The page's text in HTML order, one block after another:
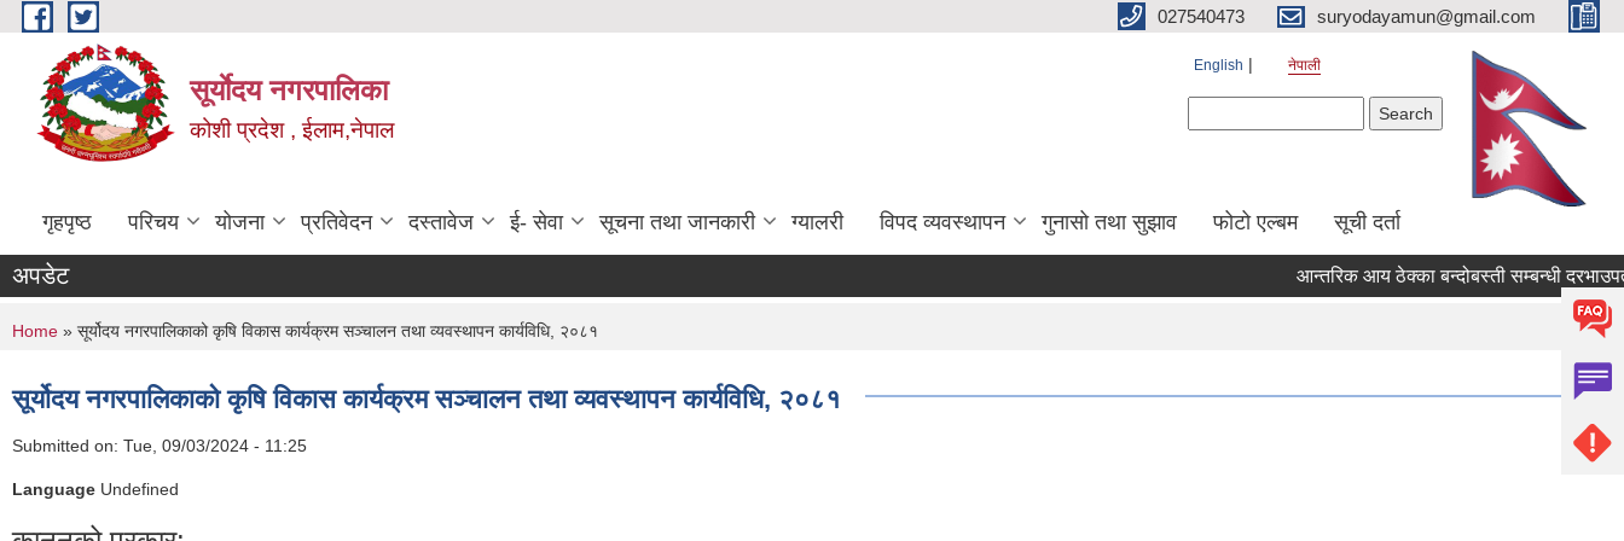
Skip to main content 027540473 suryodayamun@gmail.com
सूर्याेदय नगरपालिका
कोशी प्रदेश , ईलाम,नेपाल
English नेपाली
गृहपृष्ठ परिचय योजना प्रतिवेदन दस्तावेज ई- सेवा सूचना तथा जानकारी ग्यालरी विपद व्यवस्थापन गुनासो तथा सुझाव फोटो एल्बम सूची दर्ता
अपडेट आन्तरिक आय ठेक्का बन्दोबस्ती सम्बन्धी दरभाउपत्र
You are here
Home » सूर्योदय नगरपालिकाको कृषि विकास कार्यक्रम सञ्चालन तथा व्यवस्थापन कार्यविधि, २०८१
सूर्योदय नगरपालिकाको कृषि विकास कार्यक्रम सञ्चालन तथा व्यवस्थापन कार्यविधि, २०८१
Submitted on: Tue, 09/03/2024 - 11:25
Language Undefined